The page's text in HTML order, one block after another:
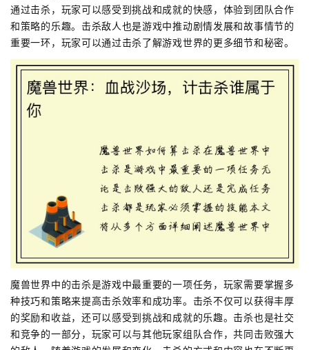
通过击杀，玩家可以感受到挑战和成就的快感，体验到团队合作
和策略的乐趣。击杀敌人也是游戏中推动剧情发展和故事情节的
重要一环，玩家可以通过击杀了解游戏世界的更多细节和秘密。
魔兽世界中的击杀是游戏中最重要的一项任务，玩家需要掌握多
种技巧和策略来提高击杀效率和成功率。击杀不仅可以获得丰厚
的奖励和收益，还可以感受到挑战和成就的乐趣。击杀也是社交
和竞争的一部分，玩家可以与其他玩家组队合作，共同击败强大